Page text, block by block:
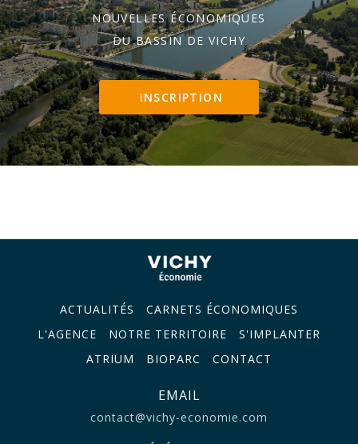
NOUVELLES ÉCONOMIQUES
DU BASSIN DE VICHY
INSCRIPTION
ACTUALITÉS
CARNETS ÉCONOMIQUES
L'AGENCE
NOTRE TERRITOIRE
S'IMPLANTER
ATRIUM
BIOPARC CONTACT
EMAIL
contact@vichy-economie.com